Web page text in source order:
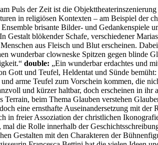
Puls der Zeit ist die
in religiösen Kontexten – am Beispiel der
brisante Bilder- und Gedankenspiele
Gestalt blökender Schafe, verschiedener
aus Fleisch und Blut erscheinen.
wunderbar clowneske Spitzen gegen blinde
double: „Ein wunderbar erdachtes und
Gott und Teufel, Heldentat und Sünde
arme Teufel zum Vorschein kommen, die
und kürzer haltbar, doch erscheinen in
Terrain, beim Thema Glauben verstehen
eine ernsthafte Auseinandersetzung mit
in freier Assoziation der christlichen
mal die Rolle innerhalb der
Gestalten mit den Charakteren der